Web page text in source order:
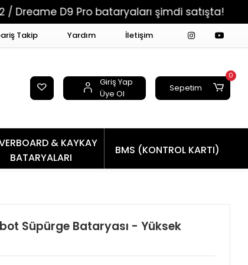
D9 Pro bataryaları şimdi satışta! Tüm
Takip Yardım İletişim
Giriş Yap
Üye Ol
Sepetim
0
& KAYKAY
BATARYALARI
BMS (KONTROL KARTI)
Süpürge Bataryası - Yüksek